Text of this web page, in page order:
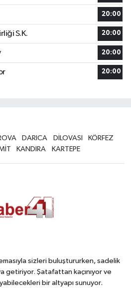
20:00
S.K. 20:00
20:00
20:00
DARICA DİLOVASI
KÖRFEZ
KANDIRA KARTEPE
sizleri buluştururken, sadelik
getiriyor. Şatafattan kaçınıyor ve
bir altyapı sunuyor.